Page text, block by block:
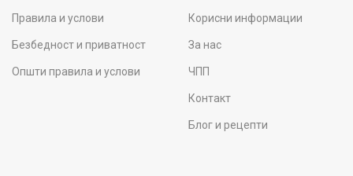
Правила и услови
Безбедност и приватност
Општи правила и услови
Корисни информации
За нас
ЧПП
Контакт
Блог и рецепти